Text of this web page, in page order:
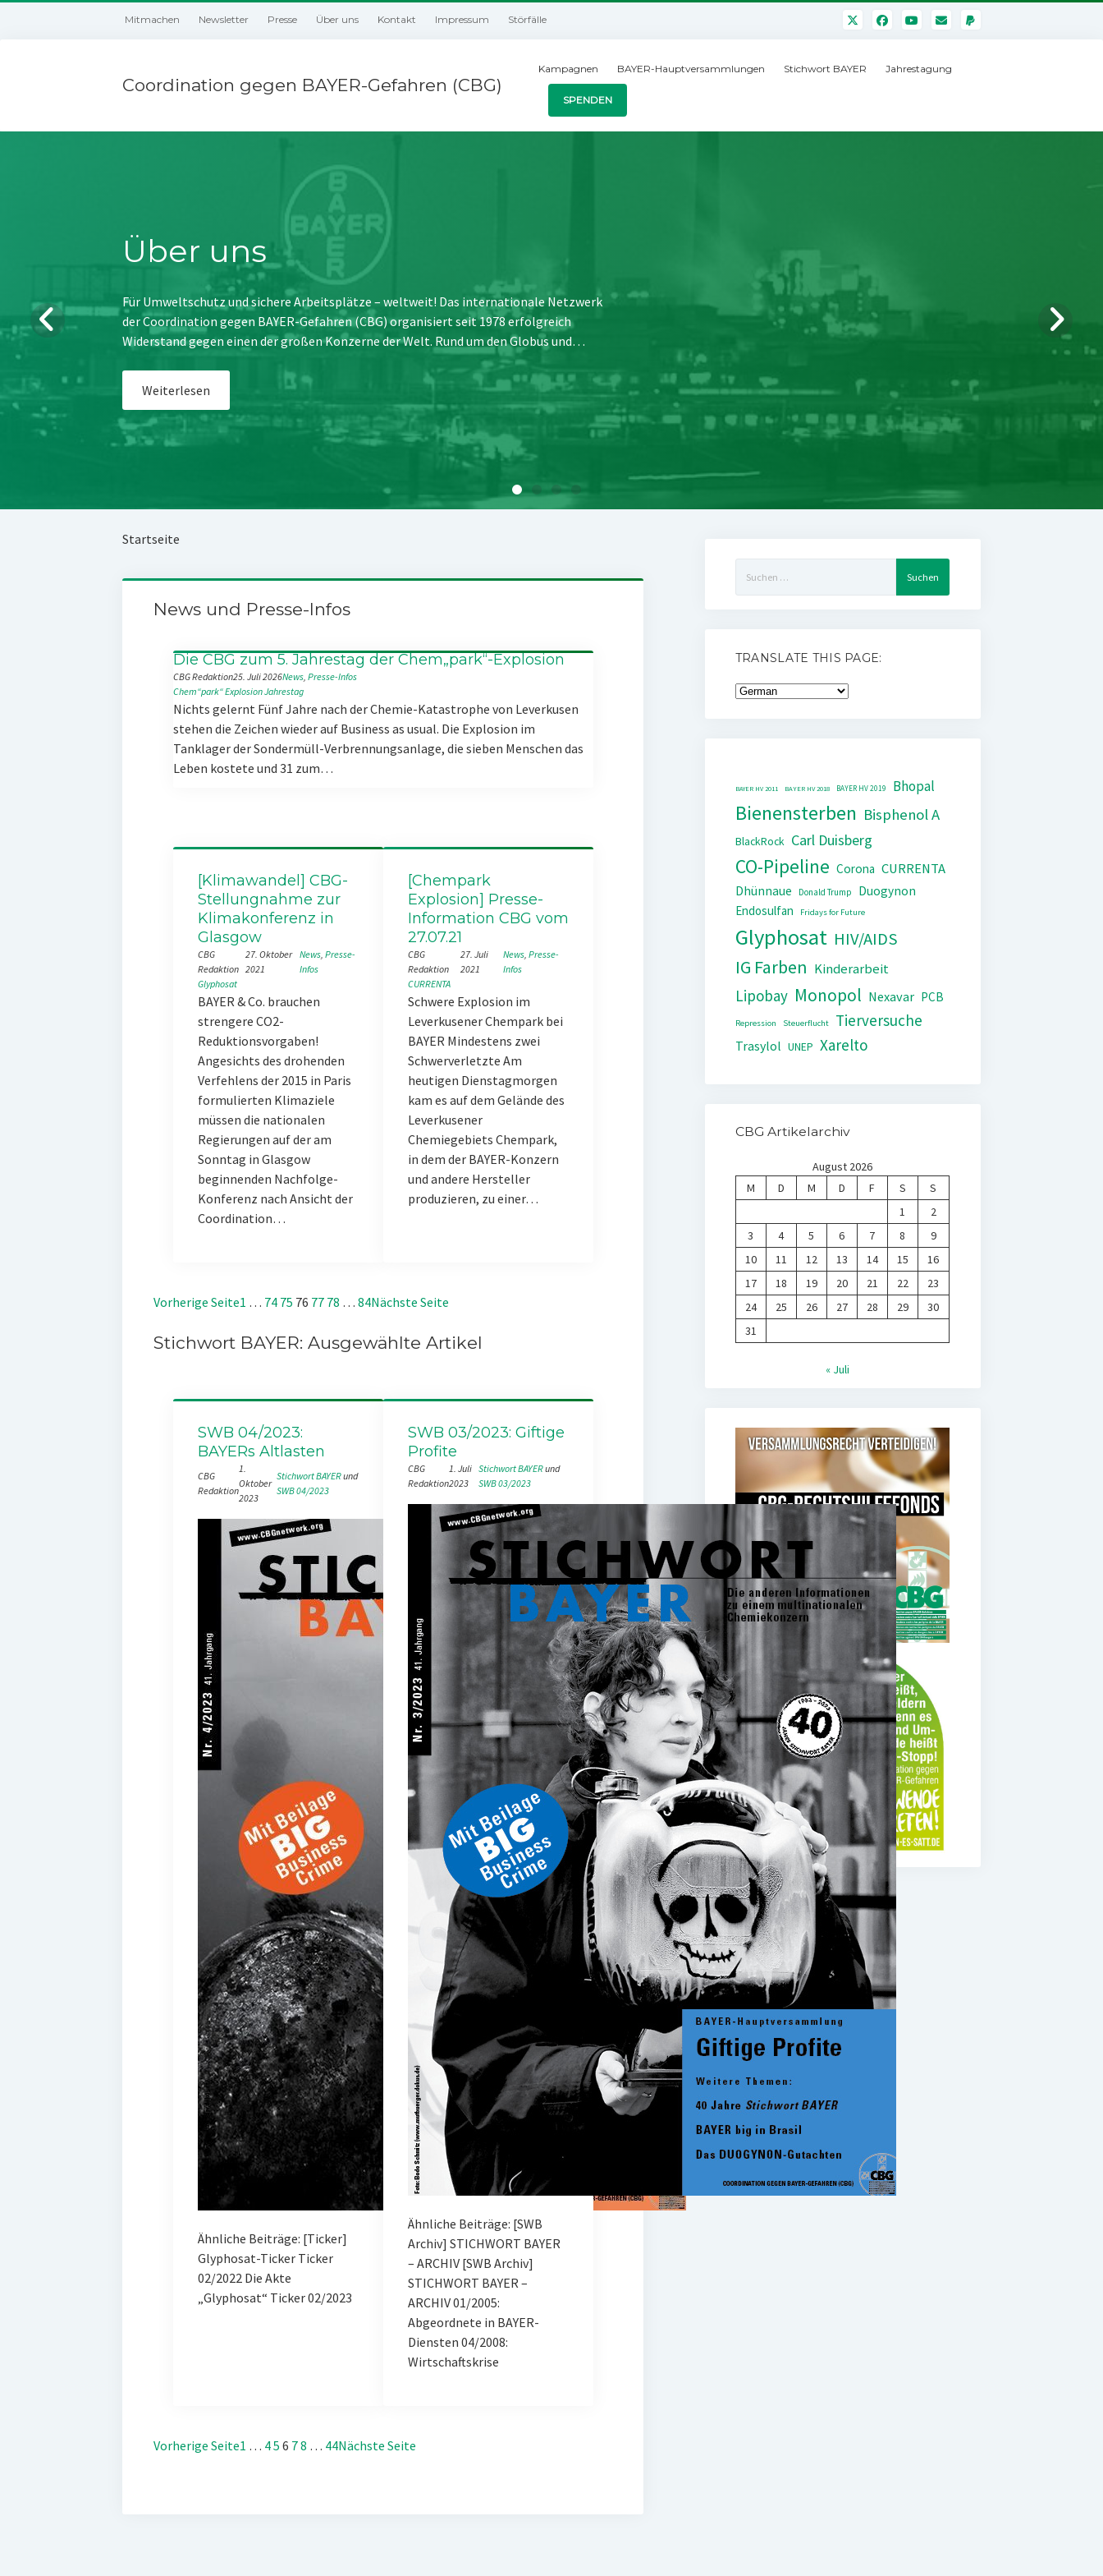
Mitmachen Newsletter Presse Über uns Kontakt Impressum Störfälle
Coordination gegen BAYER-Gefahren (CBG)
Kampagnen BAYER-Hauptversammlungen Stichwort BAYER Jahrestagung
SPENDEN
Über uns
Für Umweltschutz und sichere Arbeitsplätze – weltweit! Das internationale Netzwerk
der Coordination gegen BAYER-Gefahren (CBG) organisiert seit 1978 erfolgreich
Widerstand gegen einen der großen Konzerne der Welt. Rund um den Globus und…
Weiterlesen
Startseite
News und Presse-Infos
Die CBG zum 5. Jahrestag der Chem„park“-Explosion
CBG Redaktion25. Juli 2026News, Presse-Infos
Chem“park“ExplosionJahrestag
Nichts gelernt Fünf Jahre nach der Chemie-Katastrophe von Leverkusen
stehen die Zeichen wieder auf Business as usual. Die Explosion im
Tanklager der Sondermüll-Verbrennungsanlage, die sieben Menschen das
Leben kostete und 31 zum…
[Klimawandel] CBG-
Stellungnahme zur
Klimakonferenz in
Glasgow
CBG
Redaktion
27. Oktober
2021
News, Presse-
Infos
Glyphosat
BAYER & Co. brauchen
strengere CO2-
Reduktionsvorgaben!
Angesichts des drohenden
Verfehlens der 2015 in Paris
formulierten Klimaziele
müssen die nationalen
Regierungen auf der am
Sonntag in Glasgow
beginnenden Nachfolge-
Konferenz nach Ansicht der
Coordination…
[Chempark
Explosion] Presse-
Information CBG vom
27.07.21
CBG
Redaktion
27. Juli
2021
News, Presse-
Infos
CURRENTA
Schwere Explosion im
Leverkusener Chempark bei
BAYER Mindestens zwei
Schwerverletzte Am
heutigen Dienstagmorgen
kam es auf dem Gelände des
Leverkusener
Chemiegebiets Chempark,
in dem der BAYER-Konzern
und andere Hersteller
produzieren, zu einer…
Vorherige Seite1 … 74 75 76 77 78 … 84Nächste Seite
Stichwort BAYER: Ausgewählte Artikel
SWB 04/2023:
BAYERs Altlasten
CBG
Redaktion
1.
Oktober
2023
Stichwort BAYER
und
SWB 04/2023
Ähnliche Beiträge: [Ticker]
Glyphosat-Ticker Ticker
02/2022 Die Akte
„Glyphosat“ Ticker 02/2023
SWB 03/2023: Giftige
Profite
CBG
Redaktion
1. Juli
2023
Stichwort BAYER
und
SWB 03/2023
Ähnliche Beiträge: [SWB
Archiv] STICHWORT BAYER
– ARCHIV [SWB Archiv]
STICHWORT BAYER –
ARCHIV 01/2005:
Abgeordnete in BAYER-
Diensten 04/2008:
Wirtschaftskrise
Vorherige Seite1 … 45 6 78 … 44Nächste Seite
nach:
TRANSLATE THIS PAGE:
BAYER HV 2011 BAYER HV 2018 BAYER HV 2019 Bhopal
Bienensterben Bisphenol A
BlackRock Carl Duisberg
CO-Pipeline Corona CURRENTA
Dhünnaue Donald Trump
Duogynon
Endosulfan
Fridays for Future
Glyphosat HIV/AIDS
IG Farben Kinderarbeit
Lipobay Monopol Nexavar PCB
Repression Steuerflucht Tierversuche
Trasylol UNEP Xarelto
CBG Artikelarchiv
August 2026
M
D M D F S
S
1
2
3
4 5 6 7 8
9
10
11 12 13 14 15
16
17
18 19 20 21 22
23
24
25 26 27 28 29
30
31
« Juli